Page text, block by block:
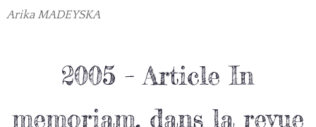
Arika MADEYSKA
2005 – Article In
memoriam, dans la revue